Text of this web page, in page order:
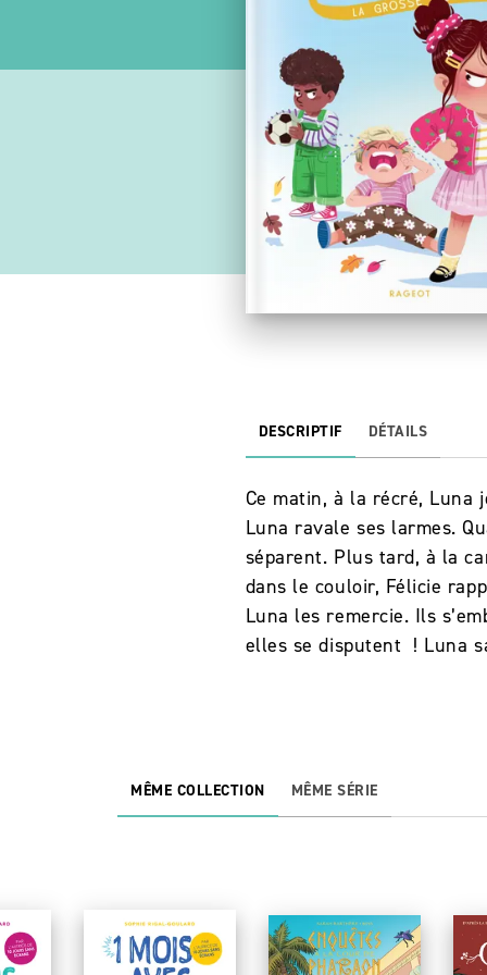
DESCRIPTIF DÉTAILS
Ce matin, à la récré, Luna
Luna ravale ses larmes.
séparent. Plus tard, à la
dans le couloir, Félicie
Luna les remercie. Ils
elles se disputent ! Luna
MÊME COLLECTION MÊME SÉRIE
NOUVEAUTÉ
NOUVEAUTÉ